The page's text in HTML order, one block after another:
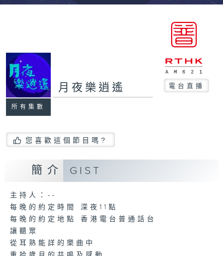
所有集數
月夜樂逍遙 電台直播
您喜歡這個節目嗎?
簡介 GIST
主持人：--
每晚的約定時間 深夜11點
每晚的約定地點 香港電台普通話台
讓聽眾
從耳熟能詳的樂曲中